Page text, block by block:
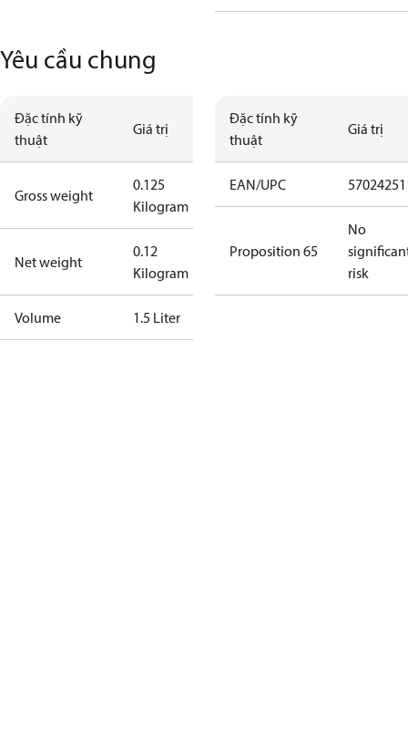
Yêu cầu chung
Đặc tính kỹ
thuật
Giá trị
Gross weight
0.125
Kilogram
Net weight
0.12
Kilogram
Volume 1.5 Liter
Đặc tính kỹ
thuật
Giá trị
EAN/UPC
Proposition 65
No
risk